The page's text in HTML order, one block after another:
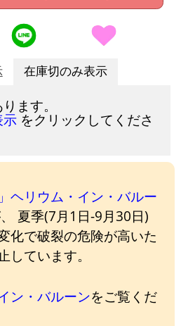
在庫切のみ表示
ます。
示 をクリックしてくださ
ヘリウム・イン・バルー
夏季(7月1日-9月30日)
化で破裂の危険が高いた
しています。
ン・バルーンをご覧くだ